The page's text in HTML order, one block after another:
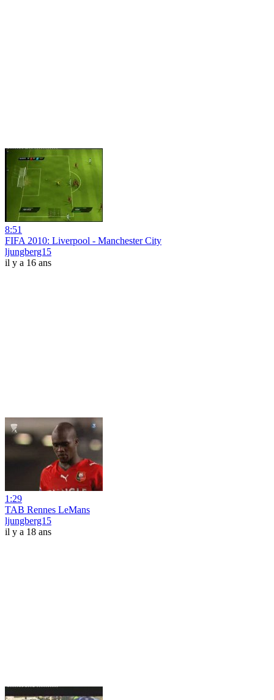
8:51
FIFA 2010: Liverpool - Manchester City
ljungberg15
il y a 16 ans
1:29
TAB Rennes LeMans
ljungberg15
il y a 18 ans